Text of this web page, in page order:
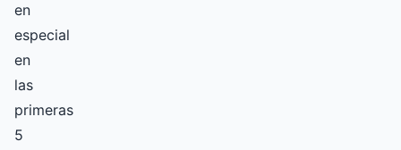
en
especial
en
las
primeras
5